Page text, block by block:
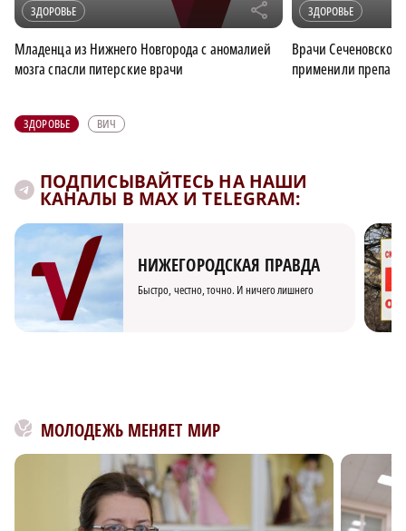
ЗДОРОВЬЕ r
Младенца из Нижнего Новгорода с аномалией
мозга спасли питерские врачи
ЗДОРОВЬЕ
Врачи
применили
ЗДОРОВЬЕ ВИЧ
ПОДПИСЫВАЙТЕСЬ НА НАШИ
КАНАЛЫ В MAX И TELEGRAM:
НИЖЕГОРОДСКАЯ ПРАВДА
Быстро, честно, точно. И ничего лишнего
МОЛОДЕЖЬ МЕНЯЕТ МИР